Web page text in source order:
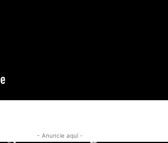
- Anuncie aquí -